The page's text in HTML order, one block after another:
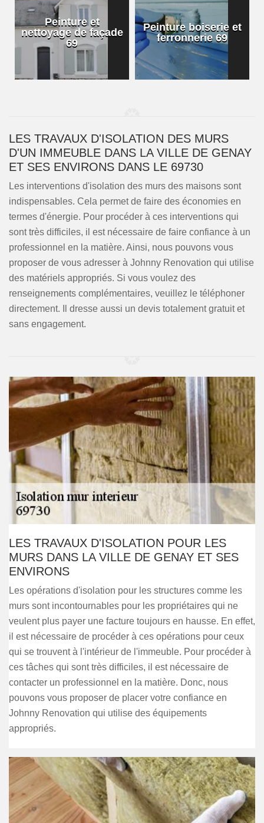
Peinture et
nettoyage de façade
69
Peinture boiserie et
ferronnerie 69
LES TRAVAUX D'ISOLATION DES MURS
D'UN IMMEUBLE DANS LA VILLE DE GENAY
ET SES ENVIRONS DANS LE 69730
Les interventions d'isolation des murs des maisons sont
indispensables. Cela permet de faire des économies en
termes d'énergie. Pour procéder à ces interventions qui
sont très difficiles, il est nécessaire de faire confiance à un
professionnel en la matière. Ainsi, nous pouvons vous
proposer de vous adresser à Johnny Renovation qui utilise
des matériels appropriés. Si vous voulez des
renseignements complémentaires, veuillez le téléphoner
directement. Il dresse aussi un devis totalement gratuit et
sans engagement.
LES TRAVAUX D'ISOLATION POUR LES
MURS DANS LA VILLE DE GENAY ET SES
ENVIRONS
Les opérations d'isolation pour les structures comme les
murs sont incontournables pour les propriétaires qui ne
veulent plus payer une facture toujours en hausse. En effet,
il est nécessaire de procéder à ces opérations pour ceux
qui se trouvent à l'intérieur de l'immeuble. Pour procéder à
ces tâches qui sont très difficiles, il est nécessaire de
contacter un professionnel en la matière. Donc, nous
pouvons vous proposer de placer votre confiance en
Johnny Renovation qui utilise des équipements
appropriés.